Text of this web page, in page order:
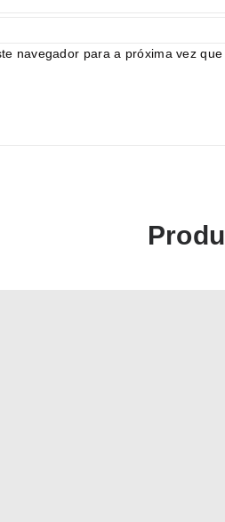
navegador para a próxima vez que